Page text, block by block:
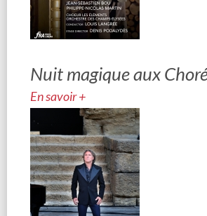
Nuit magique aux
En savoir +